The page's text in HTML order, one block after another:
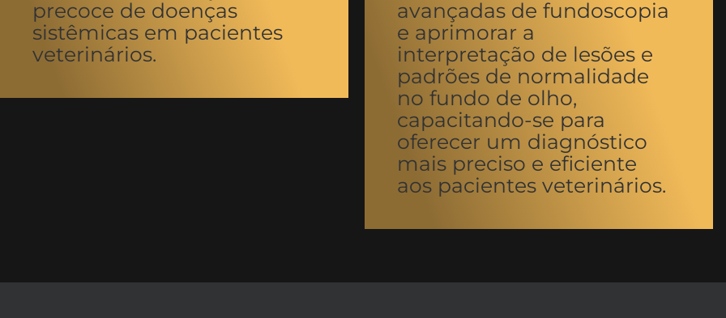
precoce de doenças
sistêmicas em pacientes
veterinários.
avançadas de fundoscopia
e aprimorar a
interpretação de lesões e
padrões de normalidade
no fundo de olho,
capacitando-se para
oferecer um diagnóstico
mais preciso e eficiente
aos pacientes veterinários.